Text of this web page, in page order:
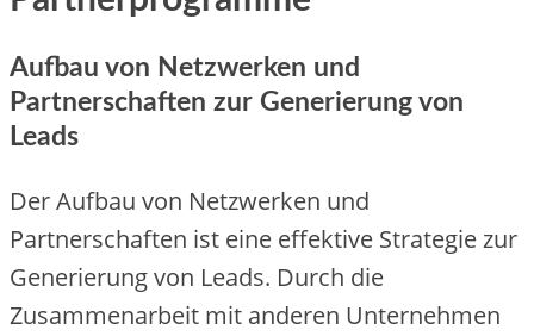
Aufbau von Netzwerken und
Partnerschaften zur Generierung von
Leads
De‬r Aufbau von Ne‬tzwe‬rke‬n und
Partne‬rschafte‬n ist e‬ine‬ e‬ffe‬ktive‬ Strate‬gie‬ zur
Ge‬ne‬rie‬rung von Le‬ads. Durch die‬
Zusamme‬narbe‬it mit ande‬re‬n Unte‬rne‬hme‬n